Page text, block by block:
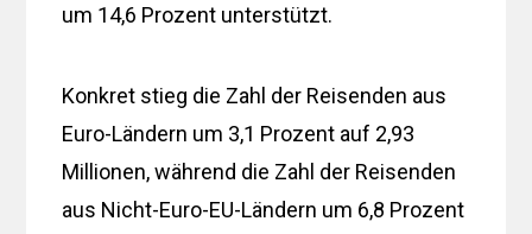
um 14,6 Prozent unterstützt.
Konkret stieg die Zahl der Reisenden aus
Euro-Ländern um 3,1 Prozent auf 2,93
Millionen, während die Zahl der Reisenden
aus Nicht-Euro-EU-Ländern um 6,8 Prozent